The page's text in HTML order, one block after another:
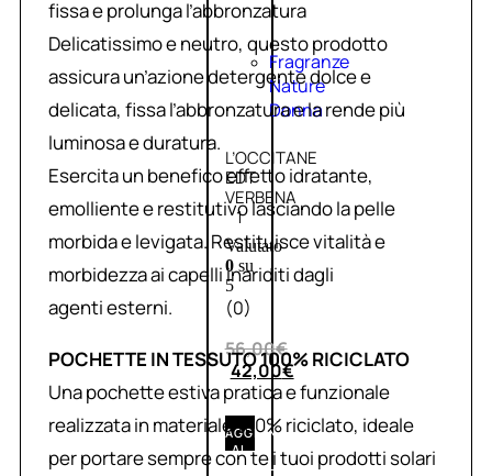
Fragranze
Nature
Donna
L’OCCITANE
EDT
VERBENA
1
Valutato
0su
5
(0)
56,00€
42,00€
AGGIUNGI
AL
CARRELLO
fissa e prolunga l’abbronzatura
Delicatissimo e neutro, questo prodotto
assicura un’azione detergente dolce e
delicata, fissa l’abbronzatura e la rende più
luminosa e duratura.
Esercita un benefico effetto idratante,
emolliente e restitutivo lasciando la pelle
morbida e levigata. Restituisce vitalità e
morbidezza ai capelli inariditi dagli
agenti esterni.
POCHETTE IN TESSUTO 100% RICICLATO
Una pochette estiva pratica e funzionale
realizzata in materiale 100% riciclato, ideale
per portare sempre con te i tuoi prodotti solari